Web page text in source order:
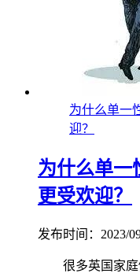
为什么单一
迎？
为什么单一
更受欢迎？
发布时间：2023/
很多英国家庭